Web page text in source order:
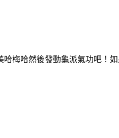
梅哈然後發動龜派氣功吧！